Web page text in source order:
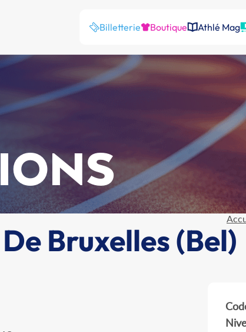
Billetterie Boutique Athlé Mag
Bruxelles (Bel)